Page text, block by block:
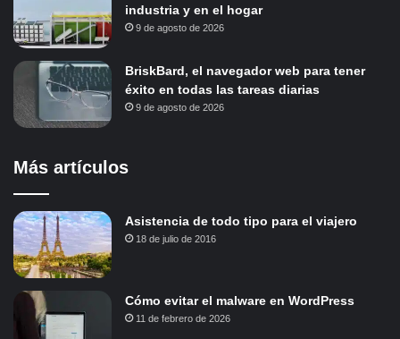
industria y en el hogar
9 de agosto de 2026
BriskBard, el navegador web para tener
éxito en todas las tareas diarias
9 de agosto de 2026
Más artículos
Asistencia de todo tipo para el viajero
18 de julio de 2016
Cómo evitar el malware en WordPress
11 de febrero de 2026